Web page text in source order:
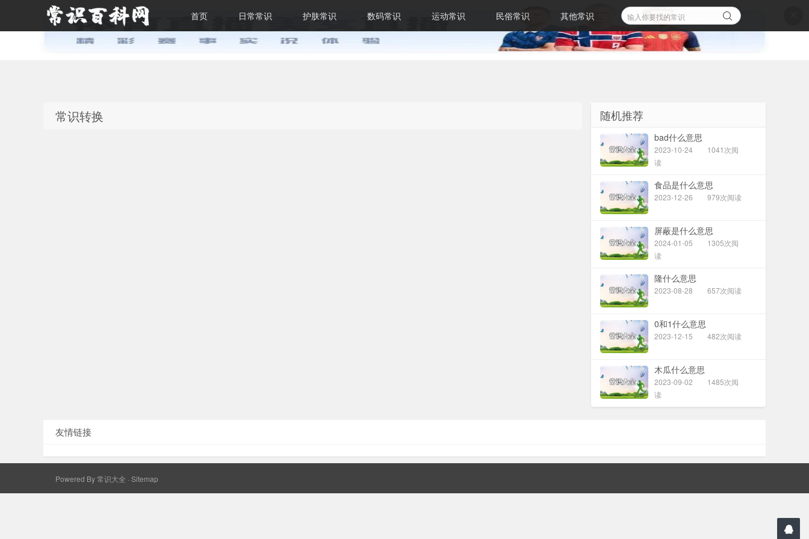
首页 日常常识 护肤常识 数码常识 运动常识 民俗常识 其他常识
常识转换 随机推荐
bad什么意思
2023-10-24
1041次阅
读
食品是什么意思
2023-12-26 979次阅读
屏蔽是什么意思
2024-01-05
1305次阅
读
隆什么意思
2023-08-28 657次阅读
0和1什么意思
2023-12-15 482次阅读
木瓜什么意思
2023-09-02
1485次阅
读
友情链接
Powered By常识大全 · Sitemap